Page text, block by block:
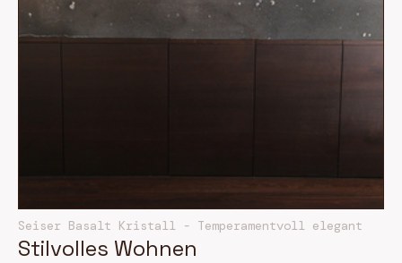
Seiser Basalt Kristall - Temperamentvoll elegant
Stilvolles Wohnen